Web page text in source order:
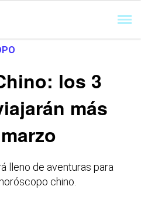
los 3
más
lleno de aventuras para
chino.